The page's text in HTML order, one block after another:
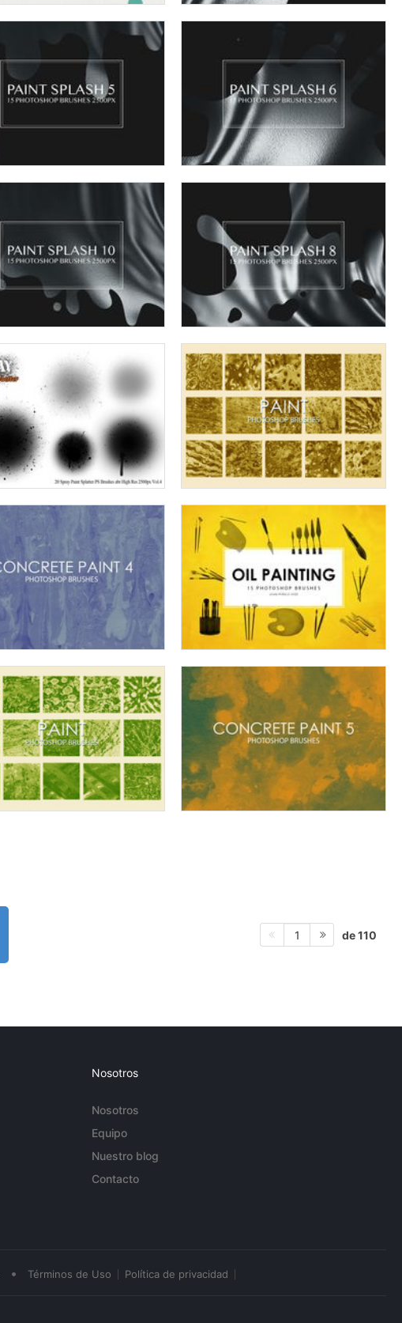
1 de 110
Nosotros
Nosotros
Equipo
Nuestro blog
Contacto
• Términos de Uso Política de privacidad